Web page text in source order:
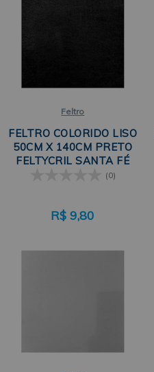
Feltro
FELTRO COLORIDO LISO
50CM X 140CM PRETO
FELTYCRIL SANTA FÉ
(0)
R$ 9,80